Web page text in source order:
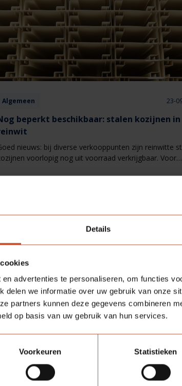
Details
advertenties te personaliseren, om functies
delen we informatie over uw gebruik van onze
partners kunnen deze gegevens combineren
op basis van uw gebruik van hun services.
Voorkeuren Statistieken
Algemeen 23-
beperkt beschikbaar: stalen kozijnen in
nieuws: bij diverse verkooppunten zijn reinwitte
voorlopig nog uit voorraad verkrijgbaar. Voor
bij onze partners.
Duurzaamheid 22-
Toegang tot een duurzaam morgen